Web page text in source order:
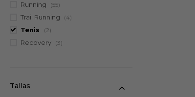
Running (55)
Trail Running (4)
Tenis (2)
Recovery (3)